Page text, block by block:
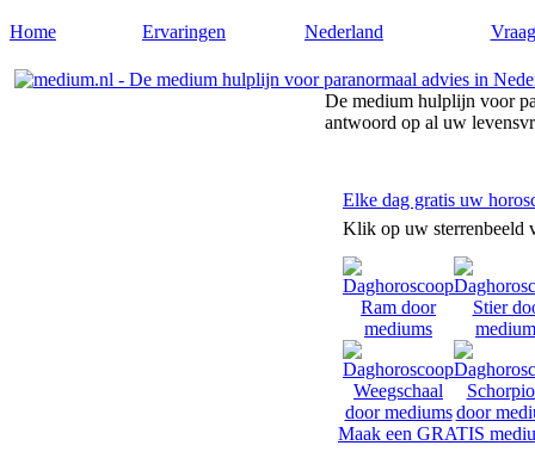
Home Ervaringen Nederland
De medium hulplijn voor
antwoord op al uw
Elke dag gratis uw
Klik op uw sterrenbeeld
Maak een GRATIS